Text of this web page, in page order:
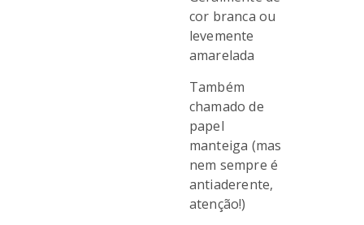
cor branca ou
levemente
amarelada
Também
chamado de
papel
manteiga (mas
nem sempre é
antiaderente,
atenção!)